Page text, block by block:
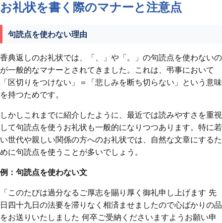
お礼状を書く際のマナーと注意点
句読点を使わない理由
香典返しのお礼状では、「、」や「。」の句読点を使わないの
が一般的なマナーとされてきました。これは、弔事において
「区切りをつけない」＝「悲しみを断ち切らない」という意味
を持つためです。
しかしこれまでに紹介したように、最近では読みやすさを重視
して句読点を使うお礼状も一般的になりつつあります。特に若
い世代や親しい関係の方へのお礼状では、自然な文章にするた
めに句読点を使うことが多いでしょう。
例：句読点を使わない文
「このたびは過分なるご厚志を賜り厚く御礼申し上げます 先
日四十九日の法要を滞りなく相済ませましたので心ばかりの品
をお送りいたしました 何卒ご受納くださいますようお願い申